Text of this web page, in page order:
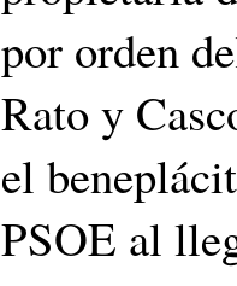
por orden
Rato y
el
PSOE al